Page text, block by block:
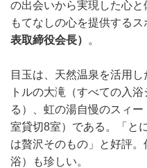
の出会いから実現した心
もてなしの心を提供するス
表取締役会長）
。
目玉は、天然温泉を活用
トルの大滝（すべての入
る）、虹の湯自慢のスィ
室貸切8室）である。「と
は贅沢そのもの」と好評
浴）も珍しい。